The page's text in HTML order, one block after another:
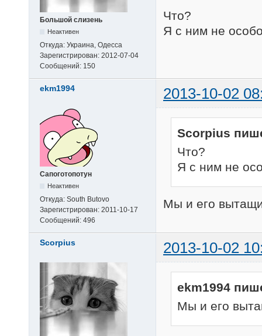
Большой слизень
Неактивен
Откуда: Украина, Одесса
Зарегистрирован: 2012-07-04
Сообщений: 150
Что?
Я с ним не
ekm1994 2013-10-02
Сапоготопотун
Неактивен
Откуда: South Butovo
Зарегистрирован: 2011-10-17
Сообщений: 496
Scorpius
Что?
Я с ним не
Мы и его
Scorpius 2013-10-02
ekm1994
Мы и его